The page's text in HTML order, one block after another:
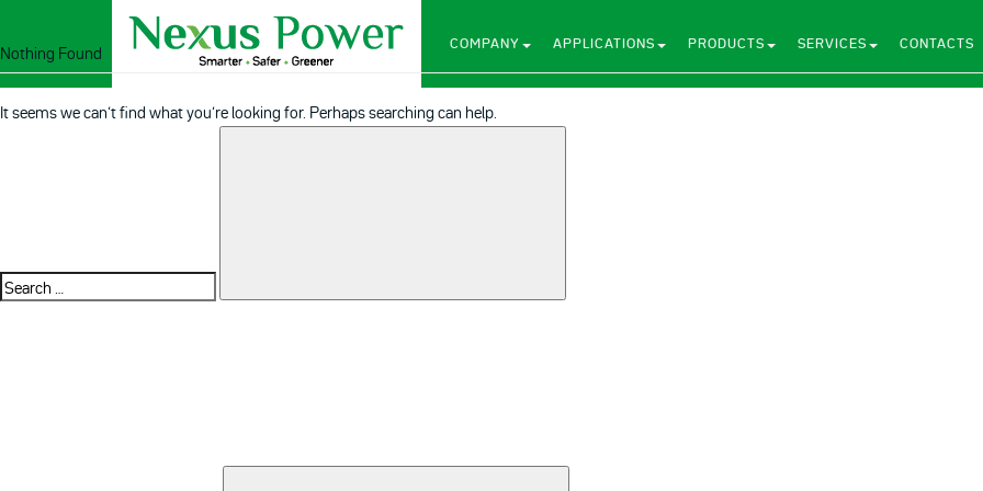
COMPANY APPLICATIONS PRODUCTS SERVICES CONTACTS
Nothing Found
It seems we can’t find what you’re looking for. Perhaps searching can help.